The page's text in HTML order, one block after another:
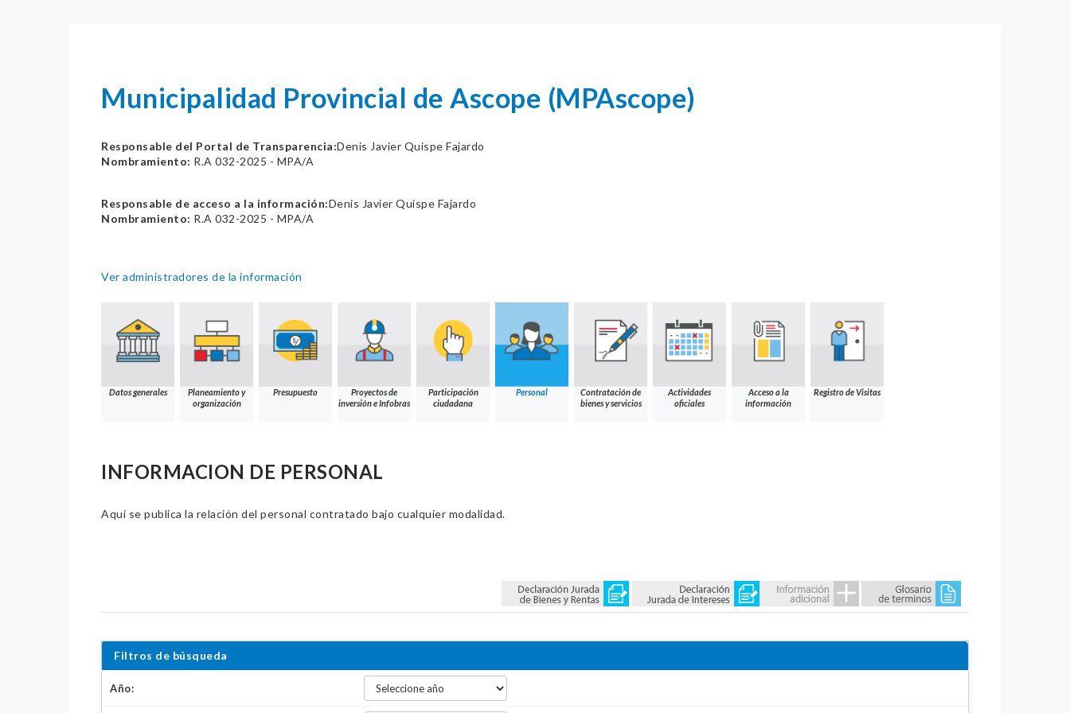
Municipalidad Provincial de Ascope (MPAscope)
Responsable del Portal de Transparencia:Denis Javier Quispe Fajardo
Nombramiento: R.A 032-2025 - MPA/A
Responsable de acceso a la información:Denis Javier Quispe Fajardo
Nombramiento: R.A 032-2025 - MPA/A
Ver administradores de la información
Datos generales
Planeamiento y
organización
Presupuesto
Proyectos de
inversión e Infobras
Participación
ciudadana
Personal
Contratación de
bienes y servicios
Actividades
oficiales
Acceso a la
información
Registro de Visitas
INFORMACION DE PERSONAL
Aquí se publica la relación del personal contratado bajo cualquier modalidad.
Filtros de búsqueda
Año: